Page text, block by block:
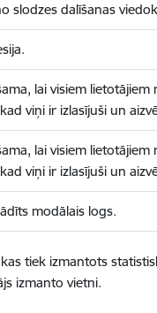
slodzes dalīšanas
lai visiem lietotājiem
viņi ir izlasījuši un
lai visiem lietotājiem
viņi ir izlasījuši un
modālais logs.
tiek izmantots
izmanto vietni.